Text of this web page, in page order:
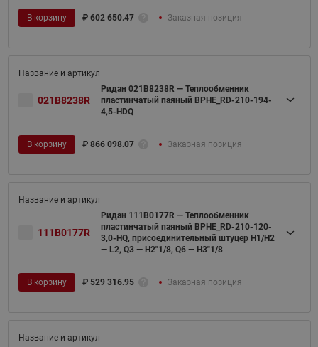
В корзину ₽ 602 650.47 Заказная позиция
021B8238R
Ридан 021B8238R — Теплообменник
пластинчатый паяный BPHE_RD-210-194-
4,5-HDQ
В корзину ₽ 866 098.07 Заказная позиция
111B0177R
Ридан 111B0177R — Теплообменник
пластинчатый паяный BPHE_RD-210-120-
3,0-HQ, присоединительный штуцер H1/H2
— L2, Q3 — H2"1/8, Q6 — H3"1/8
В корзину ₽ 529 316.95 Заказная позиция